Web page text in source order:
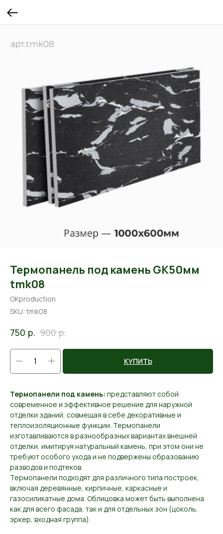
Термопанель под камень GK50мм
tmk08
GKproduction
SKU: tmk08
750 р. 900 р.
КУПИТЬ
Термопанели под камень: представляют собой
современное и эффективное решение для наружной
отделки зданий, совмещая в себе декоративные и
теплоизоляционные функции. Термопанели
изготавливаются в разнообразных вариантах внешней
отделки, имитируя натуральный камень, при этом они не
требуют особого ухода и не подвержены образованию
разводов и подтеков.
Термопанели подходят для различного типа построек,
включая деревянные, кирпичные, каркасные и
газосиликатные дома. Облицовка может быть выполнена
как для всего фасада, так и для отдельных зон (цоколь,
эркер, входная группа).